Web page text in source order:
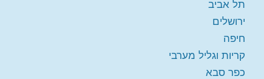
תל אביב
ירושלים
חיפה
קריות וגליל מערבי
כפר סבא